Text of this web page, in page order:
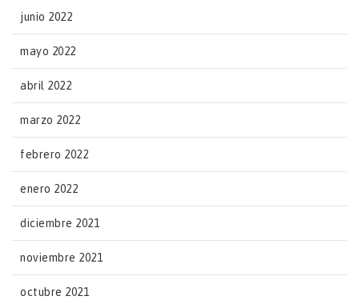
junio 2022
mayo 2022
abril 2022
marzo 2022
febrero 2022
enero 2022
diciembre 2021
noviembre 2021
octubre 2021